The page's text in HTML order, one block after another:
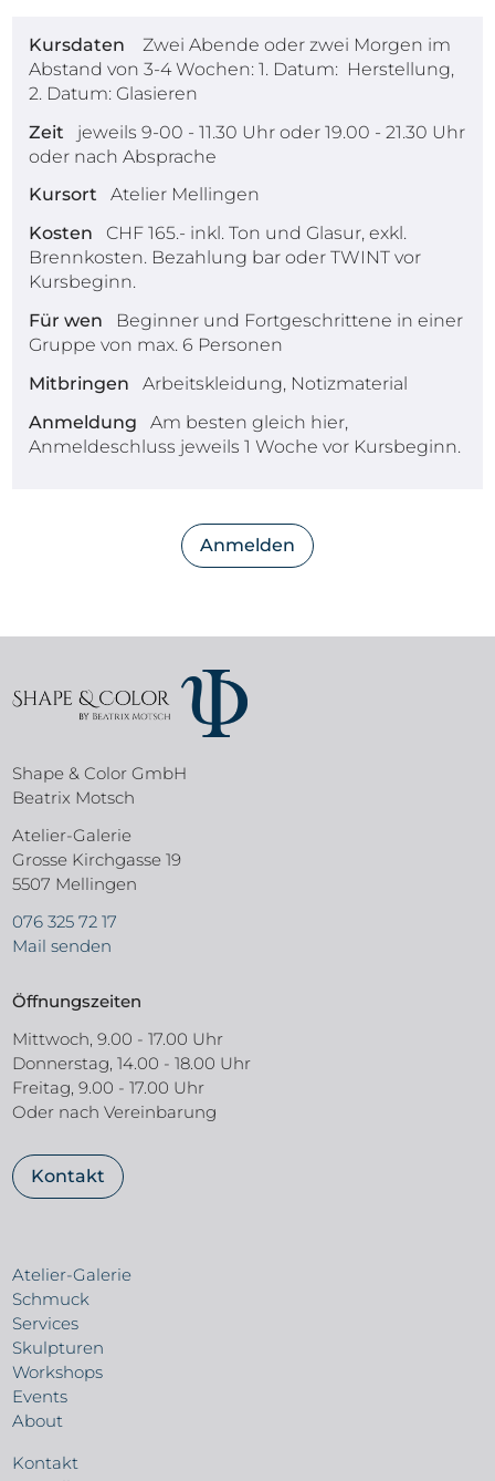
Kursdaten Zwei Abende oder zwei Morgen im
Abstand von 3-4 Wochen: 1. Datum: Herstellung,
2. Datum: Glasieren
Zeit jeweils 9-00 - 11.30 Uhr oder 19.00 - 21.30 Uhr
oder nach Absprache
Kursort Atelier Mellingen
Kosten CHF 165.- inkl. Ton und Glasur, exkl.
Brennkosten. Bezahlung bar oder TWINT vor
Kursbeginn.
Für wen Beginner und Fortgeschrittene in einer
Gruppe von max. 6 Personen
Mitbringen Arbeitskleidung, Notizmaterial
Anmeldung Am besten gleich hier,
Anmeldeschluss jeweils 1 Woche vor Kursbeginn.
Anmelden
Shape & Color GmbH
Beatrix Motsch
Atelier-Galerie
Grosse Kirchgasse 19
5507 Mellingen
076 325 72 17
Mail senden
Öffnungszeiten
Mittwoch, 9.00 - 17.00 Uhr
Donnerstag, 14.00 - 18.00 Uhr
Freitag, 9.00 - 17.00 Uhr
Oder nach Vereinbarung
Kontakt
Atelier-Galerie
Schmuck
Services
Skulpturen
Workshops
Events
About
Kontakt